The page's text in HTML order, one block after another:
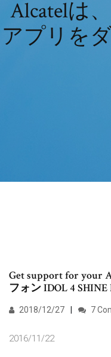
Alcatelは
アプリを
Get support for your
フォン IDOL 4
2018/12/27 7
2016/11/22